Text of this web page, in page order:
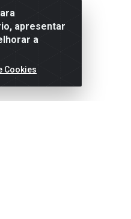
apresentar
a
Cookies